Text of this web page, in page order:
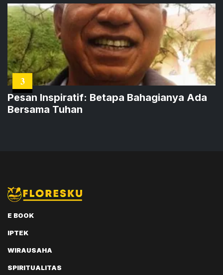
3
Pesan Inspiratif: Betapa Bahagianya Ada
Bersama Tuhan
E BOOK
IPTEK
WIRAUSAHA
SPIRITUALITAS